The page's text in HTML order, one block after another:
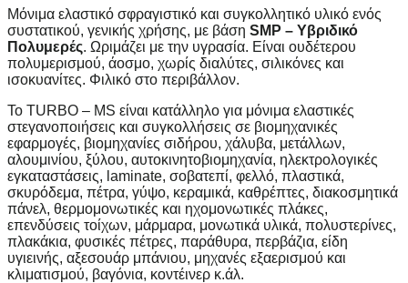
Μόνιμα ελαστικό σφραγιστικό και συγκολλητικό υλικό ενός
συστατικού, γενικής χρήσης, με βάση SMP – Υβριδικό
Πολυμερές. Ωριμάζει με την υγρασία. Είναι ουδέτερου
πολυμερισμού, άοσμο, χωρίς διαλύτες, σιλικόνες και
ισοκυανίτες. Φιλικό στο περιβάλλον.
Το TURBO – MS είναι κατάλληλο για μόνιμα ελαστικές
στεγανοποιήσεις και συγκολλήσεις σε βιομηχανικές
εφαρμογές, βιομηχανίες σιδήρου, χάλυβα, μετάλλων,
αλουμινίου, ξύλου, αυτοκινητοβιομηχανία, ηλεκτρολογικές
εγκαταστάσεις, laminate, σοβατεπί, φελλό, πλαστικά,
σκυρόδεμα, πέτρα, γύψο, κεραμικά, καθρέπτες, διακοσμητικά
πάνελ, θερμομονωτικές και ηχομονωτικές πλάκες,
επενδύσεις τοίχων, μάρμαρα, μονωτικά υλικά, πολυστερίνες,
πλακάκια, φυσικές πέτρες, παράθυρα, περβάζια, είδη
υγιεινής, αξεσουάρ μπάνιου, μηχανές εξαερισμού και
κλιματισμού, βαγόνια, κοντέινερ κ.άλ.